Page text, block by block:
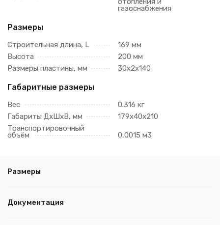
газоснабжения
Размеры
Строительная длина, L
169 мм
Высота
200 мм
Размеры пластины, мм
30х2х140
Габаритные размеры
Вес
0.316 кг
Габариты ДхШхВ, мм
179х40х210
Транспортировочный
объём 0,0015 м3
Размеры
Документация